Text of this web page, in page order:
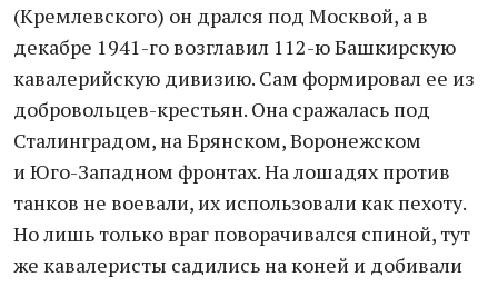
(Кремлевского) он дрался под Москвой, а в
декабре 1941-го возглавил 112-ю Башкирскую
кавалерийскую дивизию. Сам формировал ее из
добровольцев-крестьян. Она сражалась под
Сталинградом, на Брянском, Воронежском
и Юго-Западном фронтах. На лошадях против
танков не воевали, их использовали как пехоту.
Но лишь только враг поворачивался спиной, тут
же кавалеристы садились на коней и добивали